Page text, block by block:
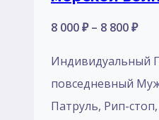
8 000₽ – 8 800₽
000 ₽
Индивидуальный
повседневный
Патруль, Рип-